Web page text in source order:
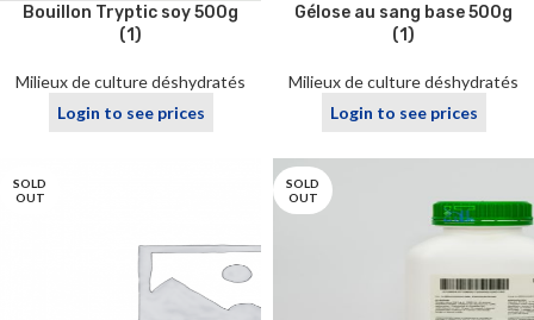
Bouillon Tryptic soy 500g
(1)
Milieux de culture déshydratés
Login to see prices
Gélose au sang base 500g
(1)
Milieux de culture déshydratés
Login to see prices
SOLD
OUT
SOLD
OUT